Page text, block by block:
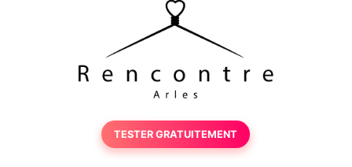
TESTER GRATUITEMENT